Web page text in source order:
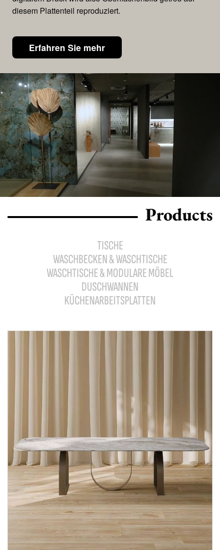
diesem Plattenteil reproduziert.
Erfahren Sie mehr
Products
TISCHE
WASCHBECKEN & WASCHTISCHE
WASCHTISCHE & MODULARE MÖBEL
DUSCHWANNEN
KÜCHENARBEITSPLATTEN